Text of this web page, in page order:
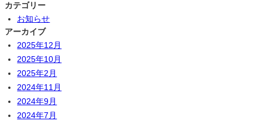
カテゴリー
お知らせ
アーカイブ
2025年12月
2025年10月
2025年2月
2024年11月
2024年9月
2024年7月